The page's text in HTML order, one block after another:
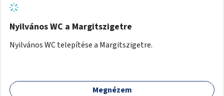
Nyilvános WC a Margitszigetre
Nyilvános WC telepítése a Margitszigetre.
Megnézem